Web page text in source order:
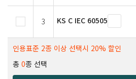
3 KS C IEC 60505
인용표준 2종 이상 선택시 20% 할인
총 0종 선택